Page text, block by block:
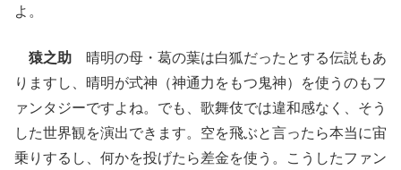
よ。
猿之助 晴明の母・葛の葉は白狐だったとする伝説もあ
りますし、晴明が式神（神通力をもつ鬼神）を使うのもフ
ァンタジーですよね。でも、歌舞伎では違和感なく、そう
した世界観を演出できます。空を飛ぶと言ったら本当に宙
乗りするし、何かを投げたら差金を使う。こうしたファン